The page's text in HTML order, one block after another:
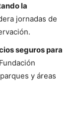
la
jornadas de
seguros para
y áreas